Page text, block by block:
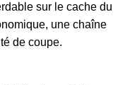
sur le cache du
une chaîne
de coupe.